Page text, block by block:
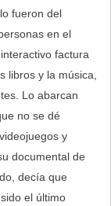
fueron del
en el
factura
libros y la música,
Lo abarcan
no se dé
y
documental de
decía que
el último